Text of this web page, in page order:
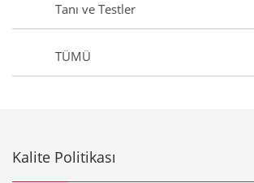
Tanı ve Testler
TÜMÜ
Kalite Politikası